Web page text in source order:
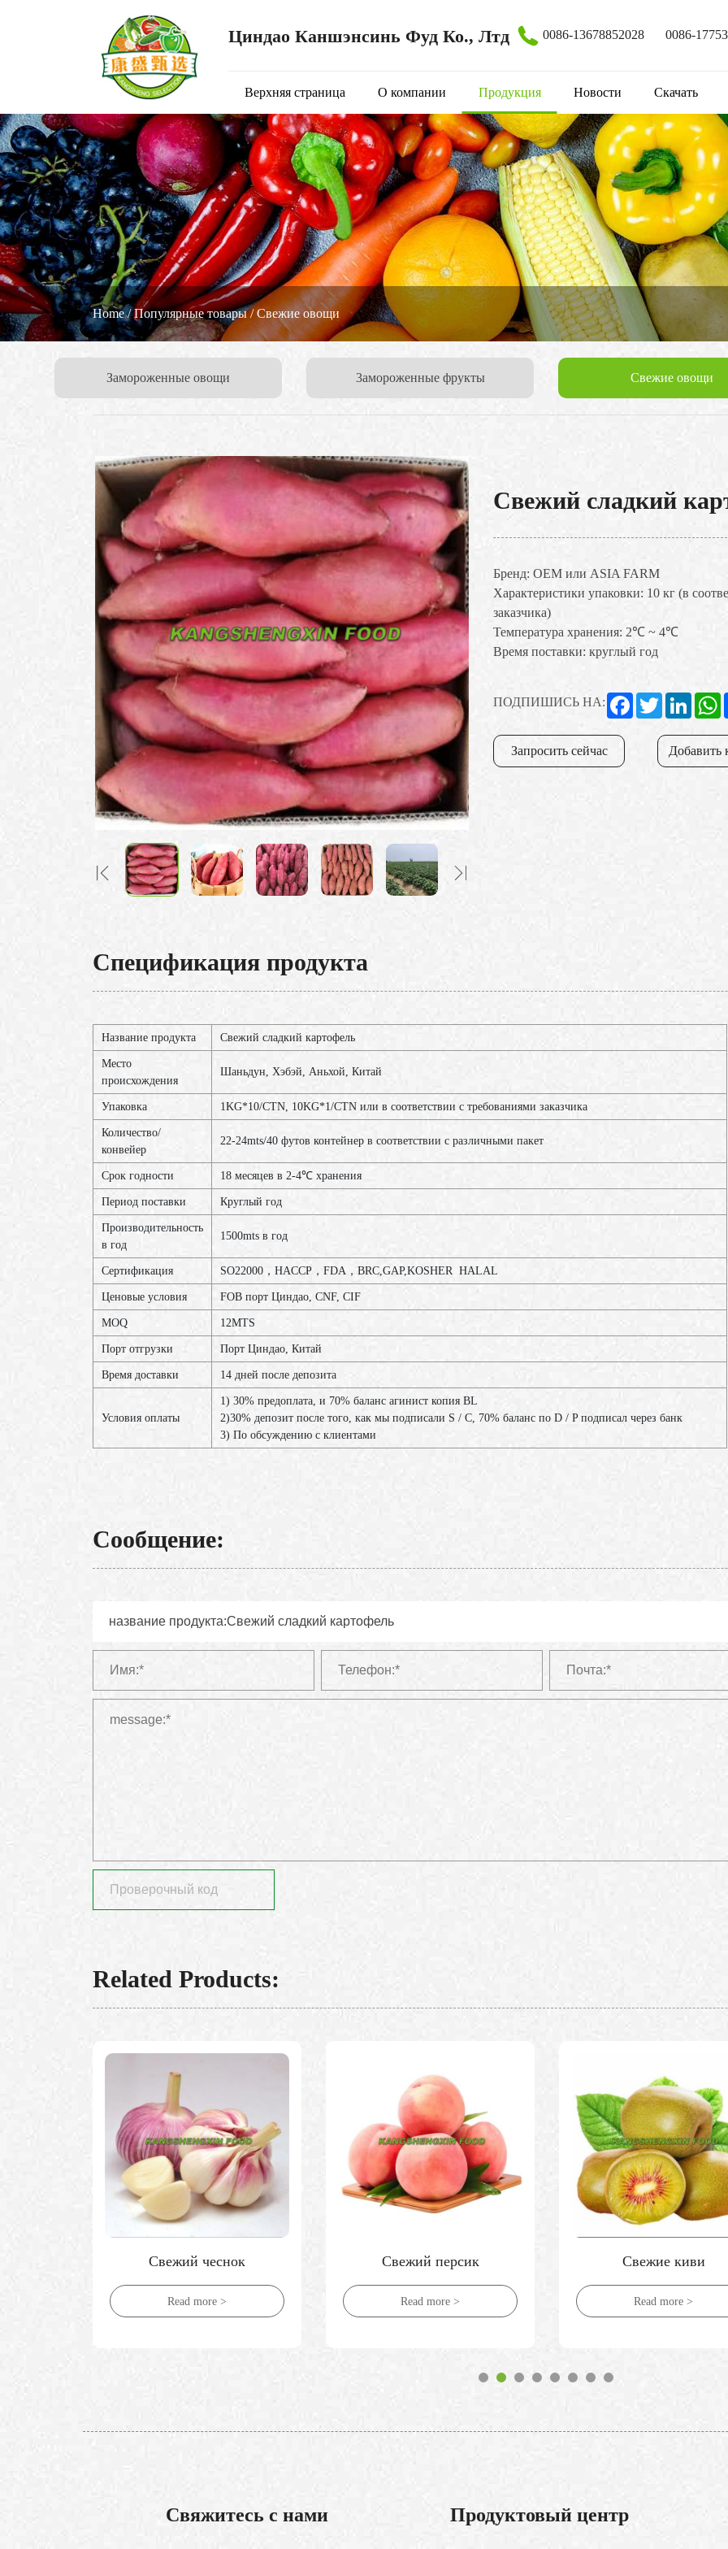
Циндао Каншэнсинь Фуд Ко., Лтд 0086-13678852028 0086-
Верхняя страница О компании Продукция Новости Скачать
Home/Популярные товары/Свежие овощи
Замороженные овощи 3амороженные фрукты Свежие овощи
Свежий сладкий
Бренд: OEM или ASIA FARM
Характеристики упаковки: 10 кг (в
заказчика)
Температура хранения: 2℃ ~ 4℃
Время поставки: круглый год
ПОДПИШИСЬ НА: FacebookTwitter
Запросить сейчас Добавить
Спецификация продукта
Название продукта Свежий сладкий картофель
Место
происхождения
Шаньдун, Хэбэй, Аньхой, Китай
Упаковка 1KG*10/CTN, 10KG*1/CTN или в соответствии с требованиями заказчика
Количество/
конвейер
22-24mts/40 футов контейнер в соответствии с различными пакет
Срок годности 18 месяцев в 2-4℃ хранения
Период поставки Круглый год
Производительность
в год
1500mts в год
Сертификация SO22000，HACCP，FDA，BRC,GAP,KOSHER HALAL
Ценовые условия FOB порт Циндао, CNF, CIF
MOQ 12МТS
Порт отгрузки Порт Циндао, Китай
Время доставки 14 дней после депозита
Условия оплаты
1) 30% предоплата, и 70% баланс агинист копия BL
2)30% депозит после того, как мы подписали S / C, 70% баланс по D / P подписал через банк
3) По обсуждению с клиентами
Сообщение:
Related Products:
Свежий персик
Read more >
Свежие киви
Read more >
Свежие груши
Read more >
Свяжитесь с нами Продуктовый центр